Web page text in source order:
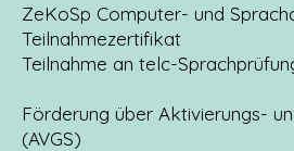
ZeKoSp Computer- und
Teilnahmezertifikat
Teilnahme an telc-
Förderung über Aktivierungs-
(AVGS)